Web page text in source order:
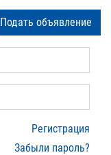
Подать объявление
Регистрация
Забыли пароль?